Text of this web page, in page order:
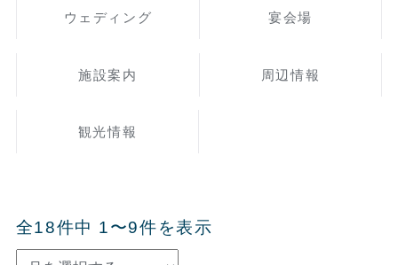
ウェディング 宴会場
施設案内 周辺情報
観光情報
全18件中 1〜9件を表示